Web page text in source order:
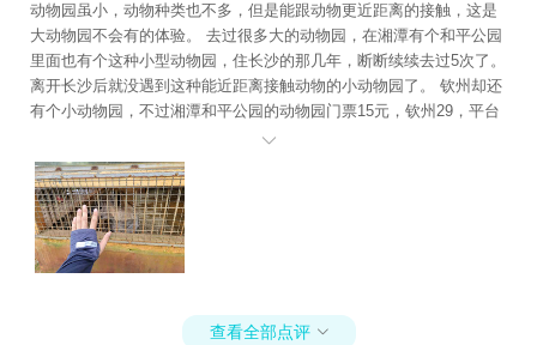
动物园虽小，动物种类也不多，但是能跟动物更近距离的接触，这是
大动物园不会有的体验。 去过很多大的动物园，在湘潭有个和平公园
里面也有个这种小型动物园，住长沙的那几年，断断续续去过5次了。
离开长沙后就没遇到这种能近距离接触动物的小动物园了。 钦州却还
有个小动物园，不过湘潭和平公园的动物园门票15元，钦州29，平台
优惠抵扣后也要25元，价格贵点，面积也更小。 觉得这个小型动物园
还不错的，有机会去湘潭的话，可以去和平公园里的动物园逛逛，那
里面的黑熊儒雅，棕熊调皮嘴馋，非常可爱。

查看全部点评 